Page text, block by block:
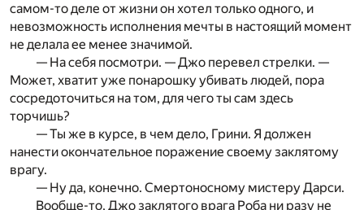
самом-то деле от жизни он хотел только одного, и
невозможность исполнения мечты в настоящий момент
не делала ее менее значимой.
— На себя посмотри. — Джо перевел стрелки. —
Может, хватит уже понарошку убивать людей, пора
сосредоточиться на том, для чего ты сам здесь
торчишь?
— Ты же в курсе, в чем дело, Грини. Я должен
нанести окончательное поражение своему заклятому
врагу.
— Ну да, конечно. Смертоносному мистеру Дарси.
Вообще-то, Джо заклятого врага Роба ни разу не